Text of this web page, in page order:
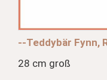
--Teddybär Fynn,
28 cm groß